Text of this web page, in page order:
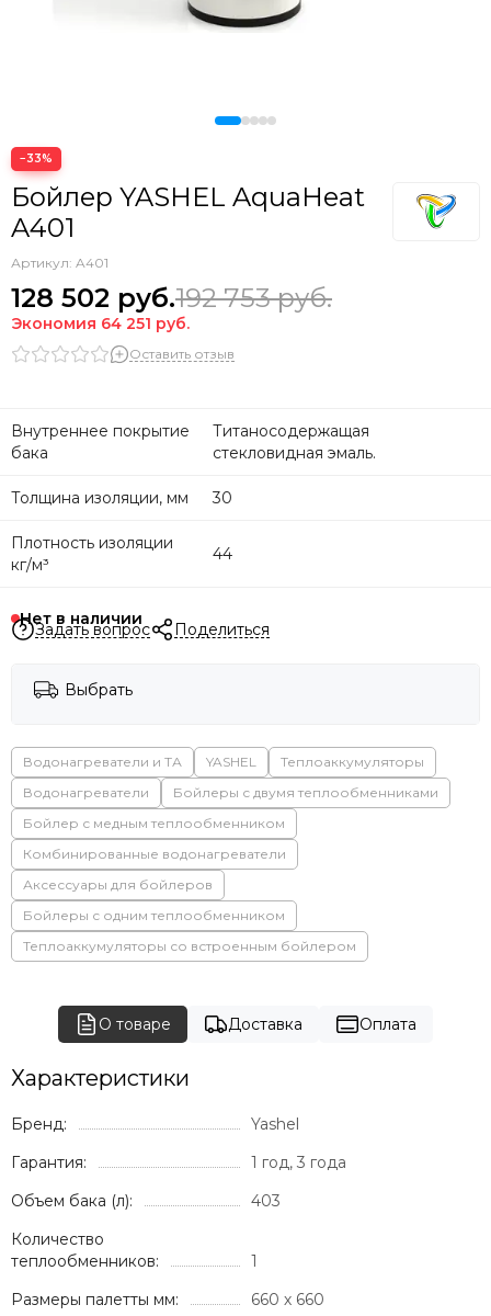
−33%
Бойлер YASHEL AquaHeat
A401
Артикул: A401
128 502 руб.192 753руб.
Экономия 64 251 руб.
Оставить отзыв
Внутреннее покрытие
бака
Титаносодержащая
стекловидная эмаль.
Толщина изоляции, мм 30
Плотность изоляции
кг/м³
44
Нет в наличии
Задать вопрос Поделиться
Выбрать
Водонагреватели и ТА YASHEL
Теплоаккумуляторы
Водонагреватели
Бойлеры с двумя теплообменниками
Бойлер с медным теплообменником
Комбинированные водонагреватели
Аксессуары для бойлеров
Бойлеры с одним теплообменником
Теплоаккумуляторы со встроенным бойлером
О товаре Доставка Оплата
Характеристики
Бренд:
Yashel
Гарантия:
1 год, 3 года
Объем бака (л):
403
Количество
теплообменников:
1
Размеры палетты мм:
660 х 660